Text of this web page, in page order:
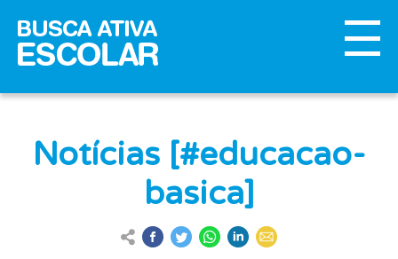
Notícias [#educacao-
basica]